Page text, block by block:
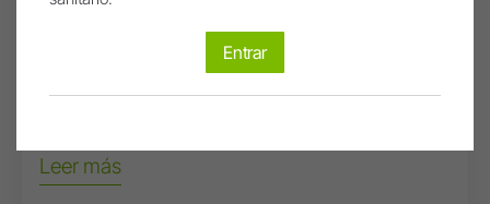
La llegada de la exodoncia
Leer más
Entrar